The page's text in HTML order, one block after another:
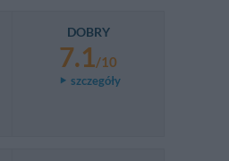
DOBRY
7.1/10
szczegóły